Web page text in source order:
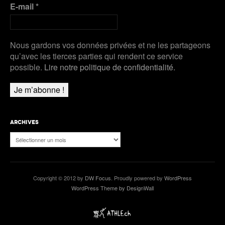
E-mail*
Nous gardons vos données privées et ne les partageons
qu’avec les tierces parties qui rendent ce service
possible. Lire notre politique de confidentialité.
ARCHIVES
Archives
Copyright © 2012 by DW Focus . Proudly powered by WordPress
WordPress Theme by DesignWall